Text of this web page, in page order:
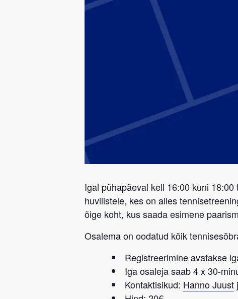
Igal pühapäeval kell 16:00 kuni
huvilistele, kes on alles
õige koht, kus saada esimene
Osalema on oodatud kõik
Registreerimine avatakse
Iga osaleja saab 4 x 30-
Kontaktisikud: Hanno Juust